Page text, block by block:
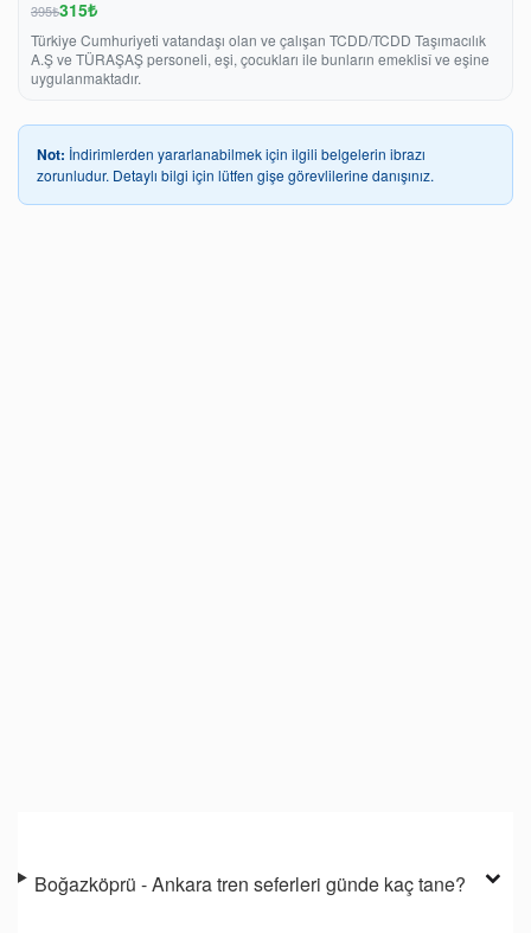
395₺315₺
Türkiye Cumhuriyeti vatandaşı olan ve çalışan TCDD/TCDD Taşımacılık
A.Ş ve TÜRAŞAŞ personeli, eşi, çocukları ile bunların emeklisî ve eşine
uygulanmaktadır.
Not: İndirimlerden yararlanabilmek için ilgili belgelerin ibrazı
zorunludur. Detaylı bilgi için lütfen gişe görevlilerine danışınız.
Boğazköprü - Ankara tren seferleri günde kaç tane?